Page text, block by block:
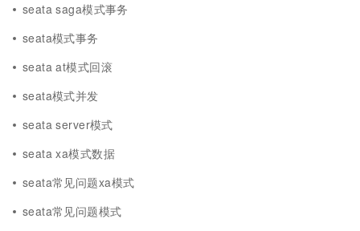
seata saga模式事务
seata模式事务
seata at模式回滚
seata模式并发
seata server模式
seata xa模式数据
seata常见问题xa模式
seata常见问题模式